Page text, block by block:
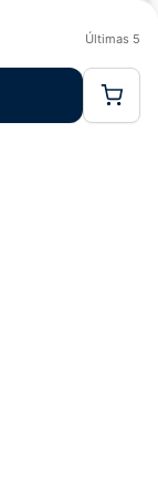
a ciertasÚltimas 5
Sin Límites